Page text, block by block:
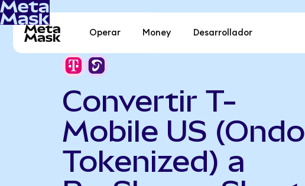
Operar Money Desarrollador
Convertir T-
Mobile US (Ondo
Tokenized) a